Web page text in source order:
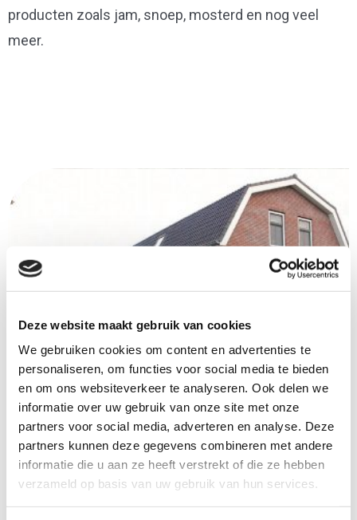
Deze website maakt gebruik van cookies
We gebruiken cookies om content en advertenties te
personaliseren, om functies voor social media te bieden
en om ons websiteverkeer te analyseren. Ook delen we
informatie over uw gebruik van onze site met onze
partners voor social media, adverteren en analyse. Deze
partners kunnen deze gegevens combineren met andere
informatie die u aan ze heeft verstrekt of die ze hebben
verzameld op basis van uw gebruik van hun services.
producten zoals jam, snoep, mosterd en nog veel
meer.
Locatie